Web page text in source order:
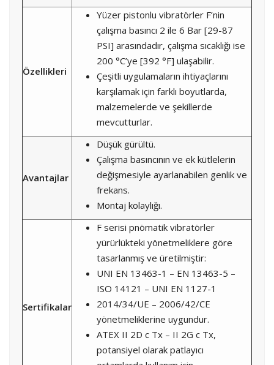
Özellikleri
Yüzer pistonlu vibratörler F’nin
çalışma basıncı 2 ile 6 Bar [29-87
PSI] arasındadır, çalışma sıcaklığı ise
200 °C’ye [392 °F] ulaşabilir.
Çeşitli uygulamaların ihtiyaçlarını
karşılamak için farklı boyutlarda,
malzemelerde ve şekillerde
mevcutturlar.
Avantajlar
Düşük gürültü.
Çalışma basıncının ve ek kütlelerin
değişmesiyle ayarlanabilen genlik ve
frekans.
Montaj kolaylığı.
Sertifikalar
F serisi pnömatik vibratörler
yürürlükteki yönetmeliklere göre
tasarlanmış ve üretilmiştir:
UNI EN 13463-1 – EN 13463-5 –
ISO 14121 – UNI EN 1127-1
2014/34/UE – 2006/42/CE
yönetmeliklerine uygundur.
ATEX II 2D c Tx – II 2G c Tx,
potansiyel olarak patlayıcı